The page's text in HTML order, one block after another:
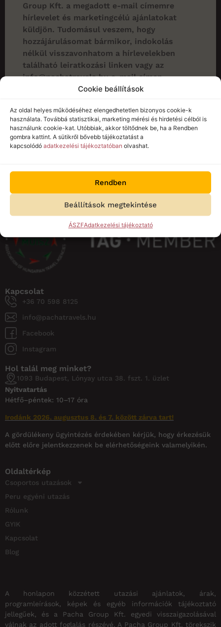
Cookie beállítások
Az oldal helyes működéséhez elengedhetetlen bizonyos cookie-k
használata. Továbbá statisztikai, marketing mérési és hirdetési célból is
használunk cookie-kat. Utóbbiak, akkor töltődnek be, ha a Rendben
gombra kattint. A sütikről bővebb tájékoztatást a
kapcsolódó adatkezelési tájékoztatóban olvashat.
Rendben
Beállítások megtekintése
ÁSZFAdatkezelési tájékoztató
Group Kft. a megadott e-mail címemre
hírlevelet és marketingcélú ajánlatokat
küldjön. Tudomásul veszem, hogy
hozzájárulásomat bármikor, indokolás
nélkül visszavonhatom a hírlevelekben
található leiratkozási linken vagy az
info@pachatravels.hu e-mail címen.
Megismertem azadatkezelési tájékoztatót.
Feliratkozom
Kapcsolat
+36 70 598 8125
info@pachatravels.hu
Facebook
Instagram
Hol talál meg minket?
1093 Budapest, Lónyay utca 38. fszt. 1. üzlet
Nyitvatartás
Hétfő–péntek: 10–17 óra
Irodánk 2026. augusztus 8. és 7. között zárva tart!
A gördülékeny ügyintézés érdekében kérjük, hogy érkezésük
előtt előre jelentkezzenek be elérhetőségeink valamelyikén.
Oldaltérkép
Csoportos utazások
Peru egyéni utazás
Rólunk
GYIK
Kapcsolat
Blog
A honlapon közzétett utazási ajánlatok, árak,
programleírások, képek és egyéb információk tájékoztató
jellegűek, és a Pacha Group Kft. egyedi visszaigazolásával
válnak az adott foglalás részévé. A Pacha Group Kft. törekszik